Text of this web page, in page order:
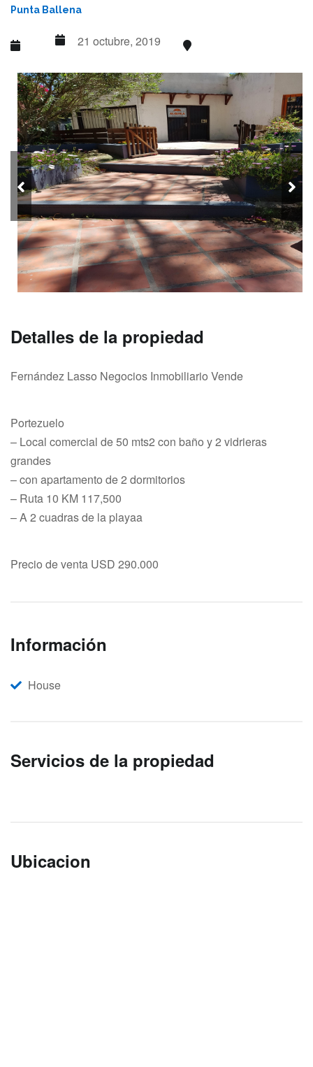
Punta Ballena
21 octubre, 2019
Detalles de la propiedad
Fernández Lasso Negocios Inmobiliario Vende
Portezuelo
– Local comercial de 50 mts2 con baño y 2 vidrieras
grandes
– con apartamento de 2 dormitorios
– Ruta 10 KM 117,500
– A 2 cuadras de la playaa
Precio de venta USD 290.000
Información
House
Servicios de la propiedad
Ubicacion